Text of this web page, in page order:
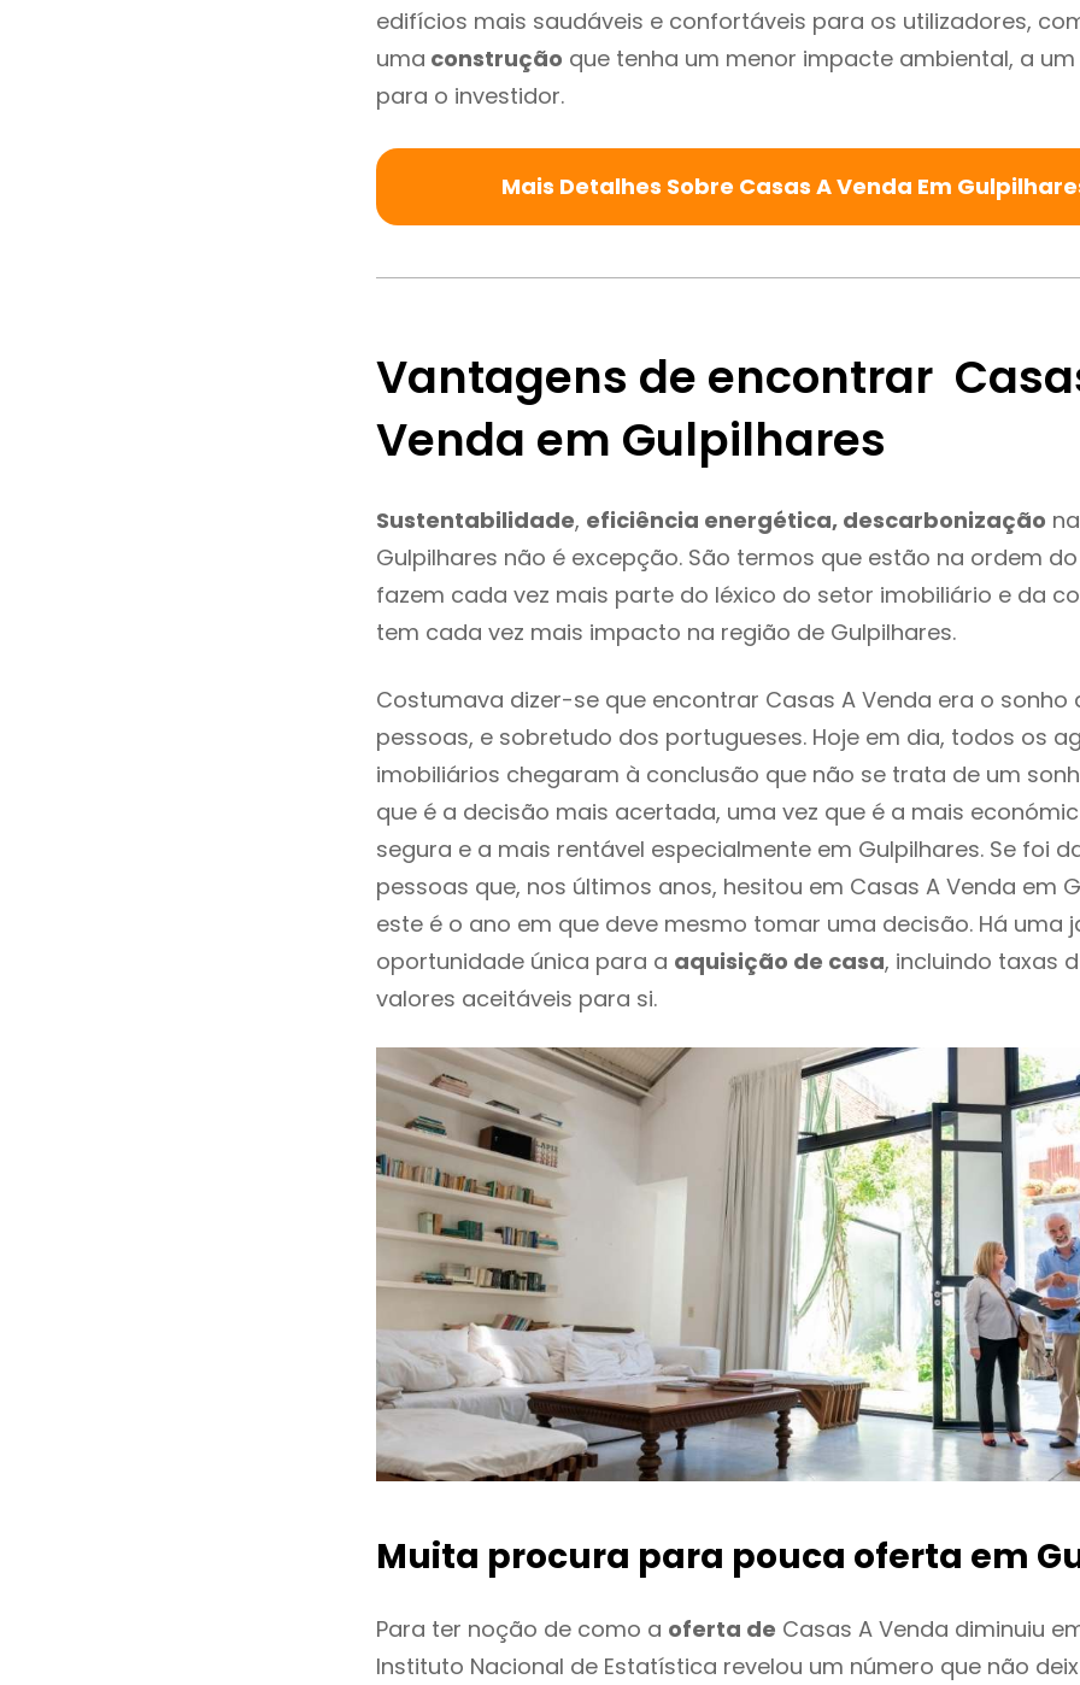
edifícios mais saudáveis e confortáveis para os utilizadores,
uma construção que tenha um menor impacte ambiental, a
para o investidor.
Mais Detalhes Sobre Casas A Venda Em
Vantagens de encontrar
Venda em Gulpilhares
Sustentabilidade, eficiência energética, descarbonização
Gulpilhares não é excepção. São termos que estão na ordem
fazem cada vez mais parte do léxico do setor imobiliário e da
tem cada vez mais impacto na região de Gulpilhares.
Costumava dizer-se que encontrar Casas A Venda era o sonho
pessoas, e sobretudo dos portugueses. Hoje em dia, todos os
imobiliários chegaram à conclusão que não se trata de um
que é a decisão mais acertada, uma vez que é a mais
segura e a mais rentável especialmente em Gulpilhares. Se foi
pessoas que, nos últimos anos, hesitou em Casas A Venda em
este é o ano em que deve mesmo tomar uma decisão. Há uma
oportunidade única para a aquisição de casa, incluindo taxas
valores aceitáveis para si.
Muita procura para pouca oferta em
Para ter noção de como a oferta de Casas A Venda diminuiu
Instituto Nacional de Estatística revelou um número que não